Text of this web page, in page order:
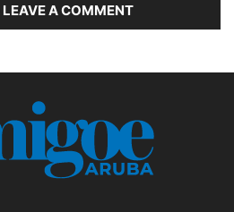
LEAVE A COMMENT